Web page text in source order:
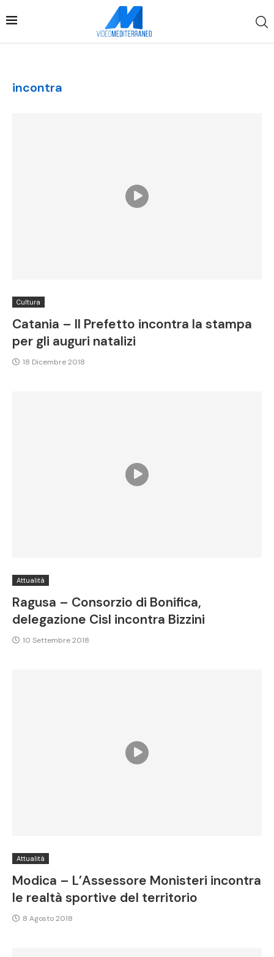
incontra
Cultura
Catania – Il Prefetto incontra la stampa
per gli auguri natalizi
18 Dicembre 2018
Attualità
Ragusa – Consorzio di Bonifica,
delegazione Cisl incontra Bizzini
10 Settembre 2018
Attualità
Modica – L’Assessore Monisteri incontra
le realtà sportive del territorio
8 Agosto 2018